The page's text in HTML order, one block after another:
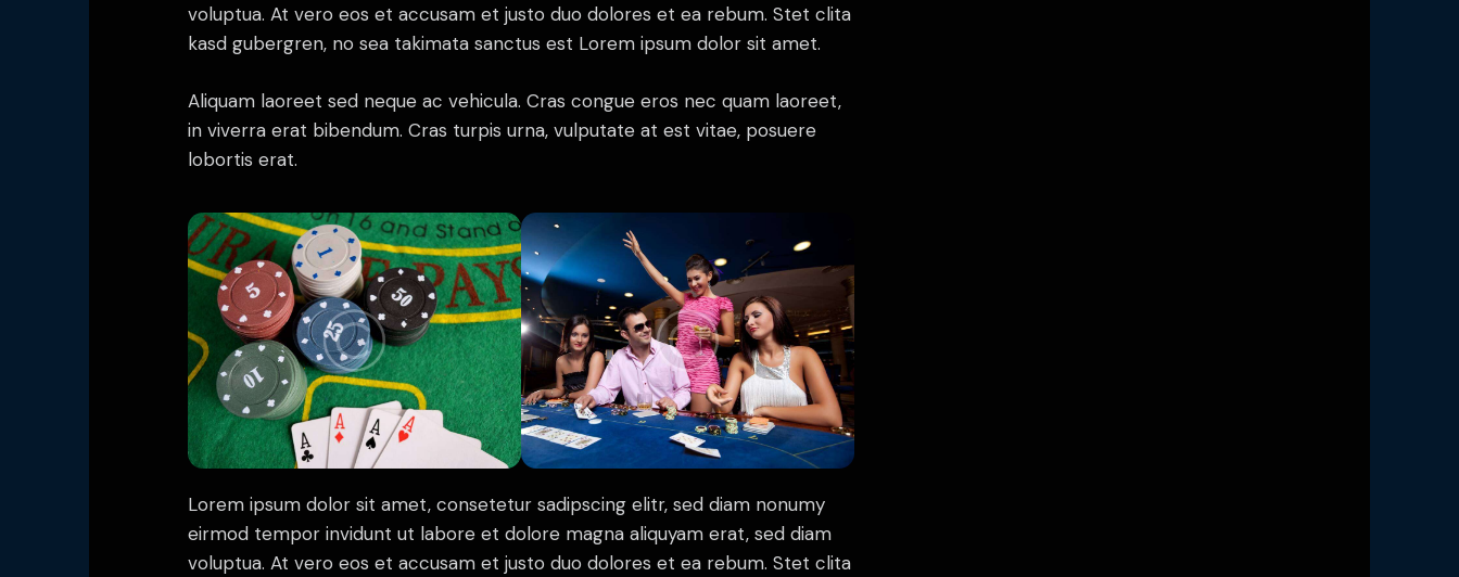
voluptua. At vero eos et accusam et justo duo dolores et ea rebum. Stet clita
kasd gubergren, no sea takimata sanctus est Lorem ipsum dolor sit amet.
Aliquam laoreet sed neque ac vehicula. Cras congue eros nec quam laoreet,
in viverra erat bibendum. Cras turpis urna, vulputate at est vitae, posuere
lobortis erat.
Lorem ipsum dolor sit amet, consetetur sadipscing elitr, sed diam nonumy
eirmod tempor invidunt ut labore et dolore magna aliquyam erat, sed diam
voluptua. At vero eos et accusam et justo duo dolores et ea rebum. Stet clita